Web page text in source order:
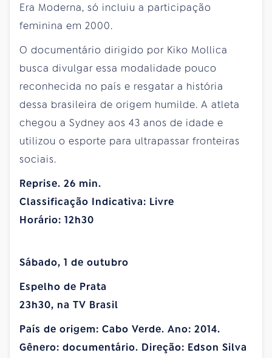
Era Moderna, só incluiu a participação
feminina em 2000.
O documentário dirigido por Kiko Mollica
busca divulgar essa modalidade pouco
reconhecida no país e resgatar a história
dessa brasileira de origem humilde. A atleta
chegou a Sydney aos 43 anos de idade e
utilizou o esporte para ultrapassar fronteiras
sociais.
Reprise. 26 min.
Classificação Indicativa: Livre
Horário: 12h30
Sábado, 1 de outubro
Espelho de Prata
23h30, na TV Brasil
País de origem: Cabo Verde. Ano: 2014.
Gênero: documentário. Direção: Edson Silva